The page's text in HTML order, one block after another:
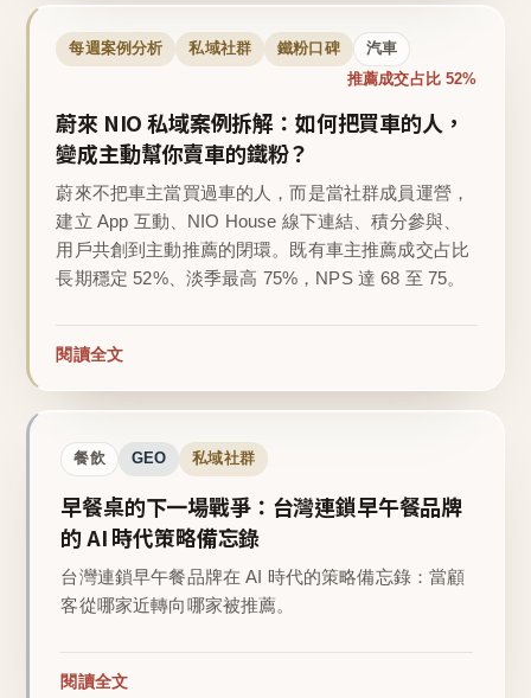
每週案例分析 私域社群 鐵粉口碑 汽車
推薦成交占比 52%
蔚來 NIO 私域案例拆解：如何把買車的人，
變成主動幫你賣車的鐵粉？
蔚來不把車主當買過車的人，而是當社群成員運營，
建立 App 互動、NIO House 線下連結、積分參與、
用戶共創到主動推薦的閉環。既有車主推薦成交占比
長期穩定 52%、淡季最高 75%，NPS 達 68 至 75。
閱讀全文
餐飲 GEO 私域社群
早餐桌的下一場戰爭：台灣連鎖早午餐品牌
的 AI 時代策略備忘錄
台灣連鎖早午餐品牌在 AI 時代的策略備忘錄：當顧
客從哪家近轉向哪家被推薦。
閱讀全文